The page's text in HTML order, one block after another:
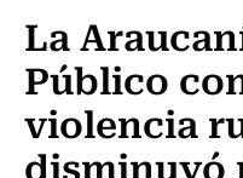
La
Público
violencia
disminuyó